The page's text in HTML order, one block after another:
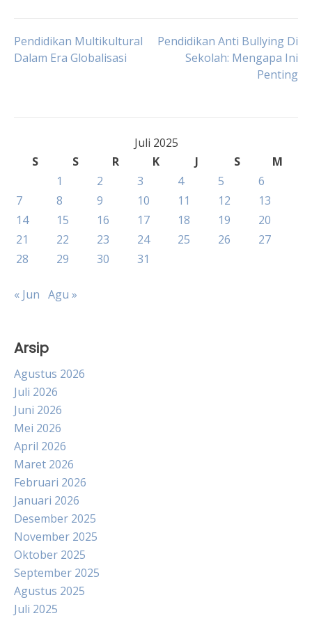
Navigasi
Pendidikan Multikultural
Dalam Era Globalisasi
Pendidikan Anti Bullying Di
Sekolah: Mengapa Ini
Penting
Juli 2025
S
S R K J S
M
1
2 3 4 5
6
7
8 9 10 11 12
13
14
15 16 17 18 19
20
21
22 23 24 25 26
27
28
29 30 31
« Jun Agu »
Arsip
Agustus 2026
Juli 2026
Juni 2026
Mei 2026
April 2026
Maret 2026
Februari 2026
Januari 2026
Desember 2025
November 2025
Oktober 2025
September 2025
Agustus 2025
Juli 2025